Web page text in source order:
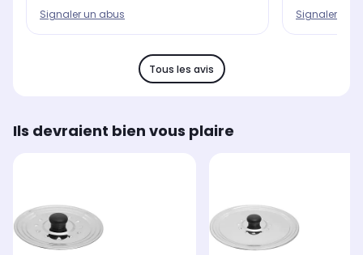
Signaler un abus
Signaler un
Tous les avis
Ils devraient bien vous plaire